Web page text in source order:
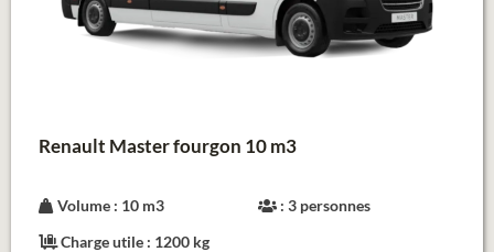
Renault Master fourgon 10 m3
Volume : 10 m3 : 3 personnes
Charge utile : 1200 kg